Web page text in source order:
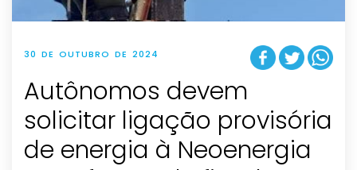
30 DE OUTUBRO DE 2024
Autônomos devem
solicitar ligação provisória
de energia à Neoenergia